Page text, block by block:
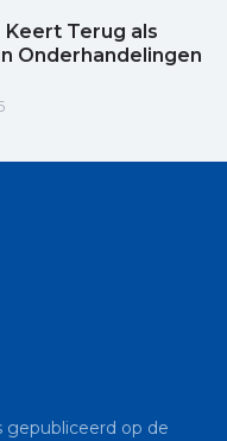
Keert Terug als
Onderhandelingen
gepubliceerd op de